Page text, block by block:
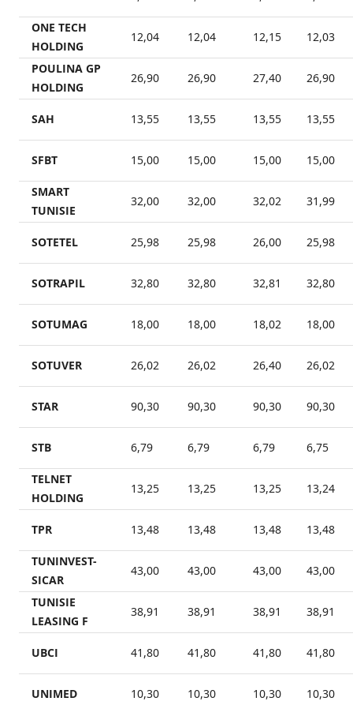
ONE TECH
HOLDING
12,04 12,04 12,15 12,03
POULINA GP
HOLDING
26,90 26,90 27,40 26,90
SAH 13,55 13,55 13,55 13,55
SFBT 15,00 15,00 15,00 15,00
SMART
TUNISIE
32,00 32,00 32,02 31,99
SOTETEL 25,98 25,98 26,00 25,98
SOTRAPIL 32,80 32,80 32,81 32,80
SOTUMAG 18,00 18,00 18,02 18,00
SOTUVER 26,02 26,02 26,40 26,02
STAR 90,30 90,30 90,30 90,30
STB 6,79 6,79 6,79 6,75
TELNET
HOLDING
13,25 13,25 13,25 13,24
TPR 13,48 13,48 13,48 13,48
TUNINVEST-
SICAR
43,00 43,00 43,00 43,00
TUNISIE
LEASING F
38,91 38,91 38,91 38,91
UBCI 41,80 41,80 41,80 41,80
UNIMED 10,30 10,30 10,30 10,30